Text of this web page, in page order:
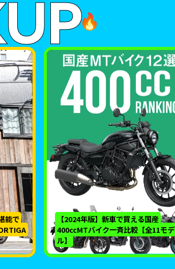
🔥
能で
【2024年版】新車で買える国産
400ccMTバイク一斉比較【全11モデ
ル】